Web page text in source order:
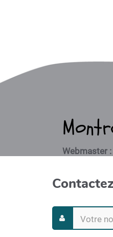
Webmaster